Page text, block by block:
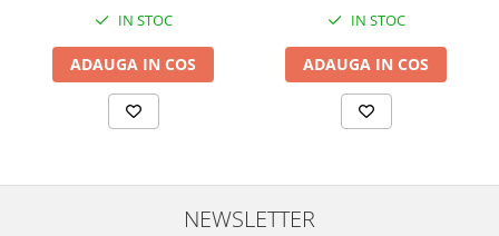
IN STOC
ADAUGA IN COS
IN STOC
ADAUGA IN COS
NEWSLETTER